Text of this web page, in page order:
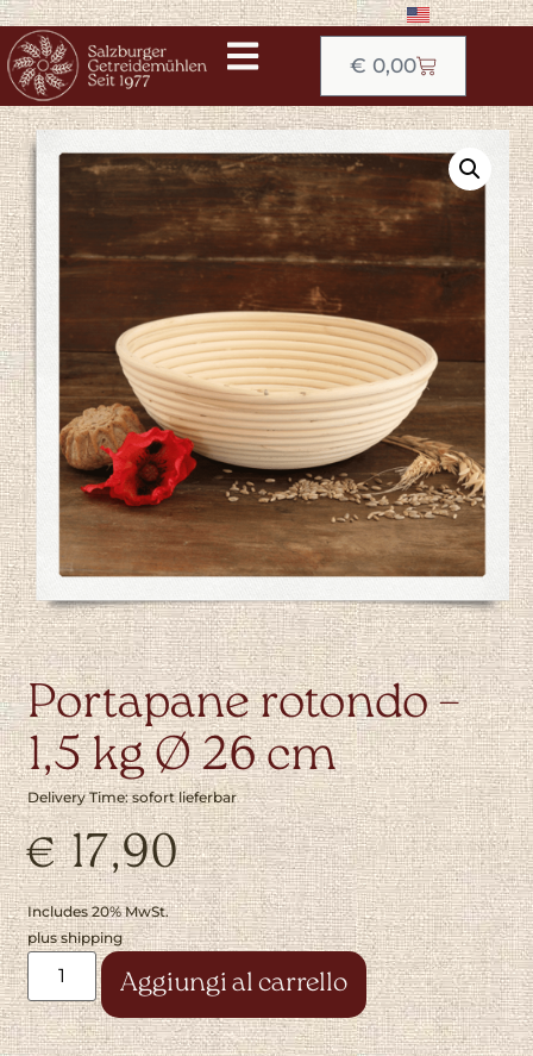
€ 0,00
Portapane rotondo –
1,5 kg Ø 26 cm
Delivery Time: sofort lieferbar
€17,90
Includes 20% MwSt.
plusshipping
Aggiungi al carrello
Alternative: